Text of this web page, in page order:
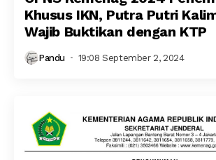
Khusus IKN, Putra Putri
Wajib Buktikan dengan KTP
Pandu 19:08 September 2, 2024